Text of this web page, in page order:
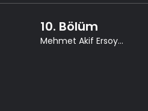
10. Bölüm
Mehmet Akif Ersoy...